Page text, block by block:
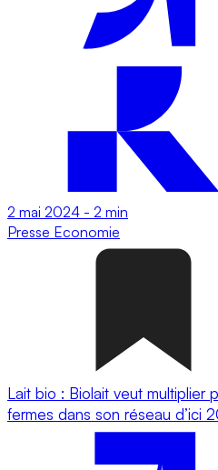
2 mai 2024 - 2 min
Presse Economie
Lait bio : Biolait veut multiplier
fermes dans son réseau d’ici